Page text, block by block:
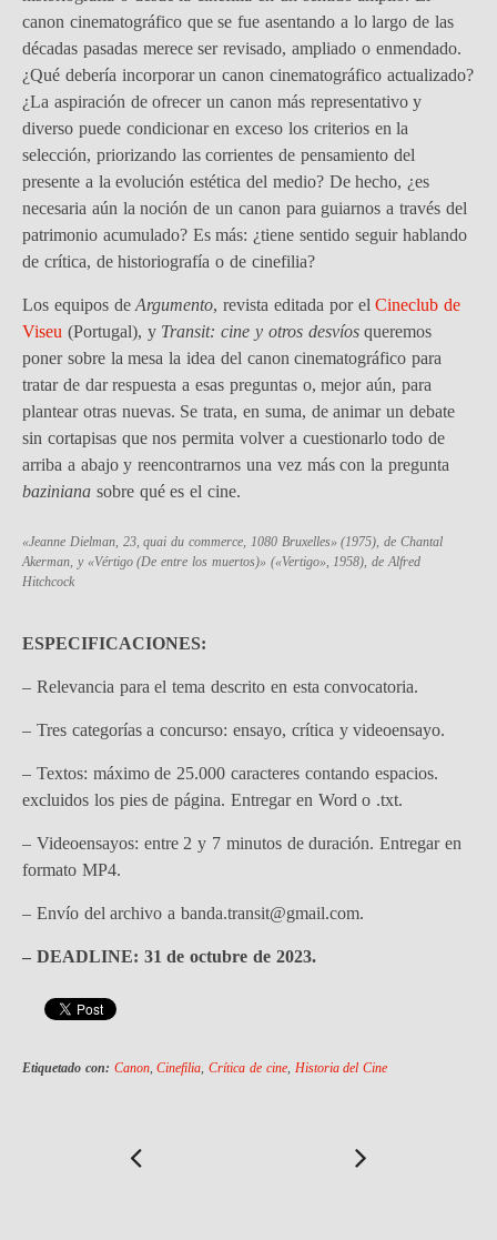
canon cinematográfico que se fue asentando a lo largo de las
décadas pasadas merece ser revisado, ampliado o enmendado.
¿Qué debería incorporar un canon cinematográfico actualizado?
¿La aspiración de ofrecer un canon más representativo y
diverso puede condicionar en exceso los criterios en la
selección, priorizando las corrientes de pensamiento del
presente a la evolución estética del medio? De hecho, ¿es
necesaria aún la noción de un canon para guiarnos a través del
patrimonio acumulado? Es más: ¿tiene sentido seguir hablando
de crítica, de historiografía o de cinefilia?
Los equipos deArgumento, revista editada por elCineclub de
Viseu (Portugal), y Transit: cine y otros desvíosqueremos
poner sobre la mesa la idea del canon cinematográfico para
tratar de dar respuesta a esas preguntas o, mejor aún, para
plantear otras nuevas. Se trata, en suma, de animar un debate
sin cortapisas que nos permita volver a cuestionarlo todo de
arriba a abajo y reencontrarnos una vez más con la pregunta
baziniana sobre qué es el cine.
«Jeanne Dielman, 23, quai du commerce, 1080 Bruxelles» (1975), de Chantal
Akerman, y «Vértigo (De entre los muertos)» («Vertigo», 1958), de Alfred
Hitchcock
ESPECIFICACIONES:
– Relevancia para el tema descrito en esta convocatoria.
– Tres categorías a concurso: ensayo, crítica y videoensayo.
– Textos: máximo de 25.000 caracteres contando espacios.
excluidos los pies de página. Entregar en Word o .txt.
– Videoensayos: entre 2 y 7 minutos de duración. Entregar en
formato MP4.
– Envío del archivo a banda.transit@gmail.com.
– DEADLINE: 31 de octubre de 2023.
Etiquetado con: Canon,Cinefilia,Crítica de cine, Historia del Cine